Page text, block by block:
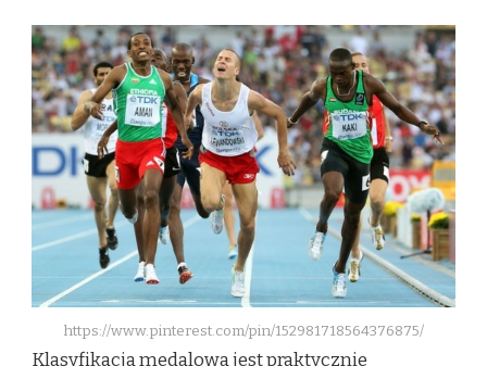
https://www.pinterest.com/pin/152981718564376875/
Klasyfikacja medalowa jest praktycznie